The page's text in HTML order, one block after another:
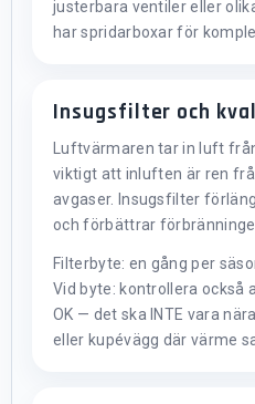
justerbara ventiler eller
har spridarboxar för
Insugsfilter och
Luftvärmaren tar in luft
viktigt att inluften är ren
avgaser. Insugsfilter
och förbättrar
Filterbyte: en gång per
Vid byte: kontrollera också
OK — det ska INTE vara
eller kupévägg där värme